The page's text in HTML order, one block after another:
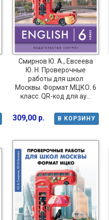
Смирнов Ю. А., Евсеева
Ю. Н. Проверочные
работы для школ
Москвы. Формат МЦКО. 6
класс. QR-код для ау...
В КОРЗИНУ
309,00 р.